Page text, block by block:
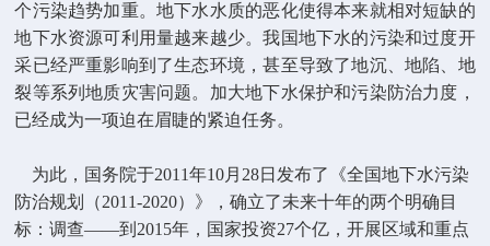
个污染趋势加重。地下水水质的恶化使得本来就相对短缺的
地下水资源可利用量越来越少。我国地下水的污染和过度开
采已经严重影响到了生态环境，甚至导致了地沉、地陷、地
裂等系列地质灾害问题。加大地下水保护和污染防治力度，
已经成为一项迫在眉睫的紧迫任务。
为此，国务院于2011年10月 28日 发布了《全国地下水污染
防治规划
（2011-2020） 》，确立了未来十年的两个明确目
标：调查——到 2015年，国家投资27个亿，开展区域和重点